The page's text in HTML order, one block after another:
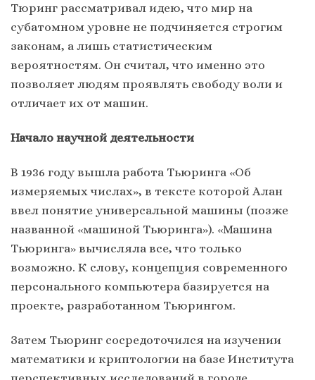
Тюринг рассматривал идею, что мир на
субатомном уровне не подчиняется строгим
законам, а лишь статистическим
вероятностям. Он считал, что именно это
позволяет людям проявлять свободу воли и
отличает их от машин.
Начало научной деятельности
В 1936 году вышла работа Тьюринга «Об
измеряемых числах», в тексте которой Алан
ввел понятие универсальной машины (позже
названной «машиной Тьюринга»). «Машина
Тьюринга» вычисляла все, что только
возможно. К слову, концепция современного
персонального компьютера базируется на
проекте, разработанном Тьюрингом.
Затем Тьюринг сосредоточился на изучении
математики и криптологии на базе Института